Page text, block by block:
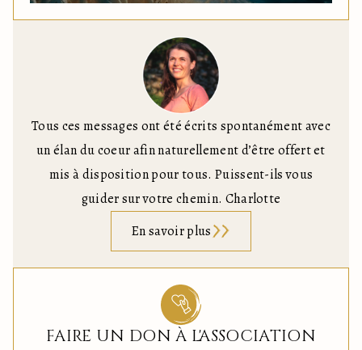
Tous ces messages ont été écrits spontanément avec
un élan du coeur afin naturellement d’être offert et
mis à disposition pour tous. Puissent-ils vous
guider sur votre chemin. Charlotte
En savoir plus
FAIRE UN DON À L'ASSOCIATION